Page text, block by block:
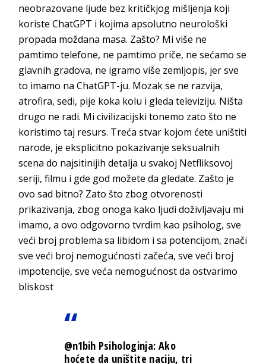
neobrazovane ljude bez kritičkjog mišljenja koji
koriste ChatGPT i kojima apsolutno neurološki
propada moždana masa. Zašto? Mi više ne
pamtimo telefone, ne pamtimo priče, ne sećamo se
glavnih gradova, ne igramo više zemljopis, jer sve
to imamo na ChatGPT-ju. Mozak se ne razvija,
atrofira, sedi, pije koka kolu i gleda televiziju. Ništa
drugo ne radi. Mi civilizacijski tonemo zato što ne
koristimo taj resurs. Treća stvar kojom ćete uništiti
narode, je eksplicitno pokazivanje seksualnih
scena do najsitinijih detalja u svakoj Netfliksovoj
seriji, filmu i gde god možete da gledate. Zašto je
ovo sad bitno? Zato što zbog otvorenosti
prikazivanja, zbog onoga kako ljudi doživljavaju mi
imamo, a ovo odgovorno tvrdim kao psiholog, sve
veći broj problema sa libidom i sa potencijom, znači
sve veći broj nemogućnosti začeća, sve veći broj
impotencije, sve veća nemogućnost da ostvarimo
bliskost
@n1bih Psihologinja: Ako
hoćete da uništite naciju, tri